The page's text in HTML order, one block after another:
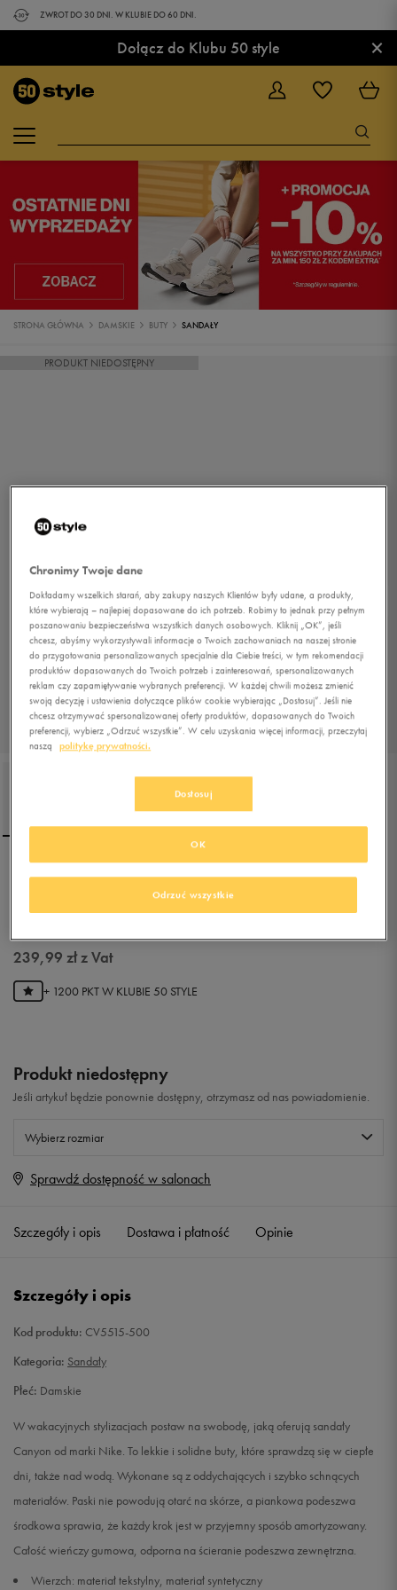
ZWROT DO 30 DNI. W KLUBIE DO 60 DNI.
Dołącz do Klubu 50 style ×
STRONA GŁÓWNA DAMSKIE BUTY SANDAŁY
PRODUKT NIEDOSTĘPNY
1/4
NIKE CANYON
239,99 złz Vat
+ 1200 PKT W KLUBIE 50 STYLE
Produkt niedostępny
Jeśli artykuł będzie ponownie dostępny, otrzymasz od nas powiadomienie.
Wybierz rozmiar
Rozmiary EU
36,5
40,5 26 cm
Sprawdź dostępność w salonach
Szczegóły i opis Dostawa i płatność Opinie
Szczegóły i opis
Kod produktu: CV5515-500
Kategoria: Sandały
Płeć: Damskie
W wakacyjnych stylizacjach postaw na swobodę, jaką oferują sandały
Canyon od marki Nike. To lekkie i solidne buty, które sprawdzą się w ciepłe
dni, także nad wodą. Wykonane są z oddychających i szybko schnących
materiałów. Paski nie powodują otarć na skórze, a piankowa podeszwa
środkowa sprawia, że każdy krok jest w przyjemny sposób amortyzowany.
Całość wieńczy gumowa, odporna na ścieranie podeszwa zewnętrzna.
Wierzch: materiał tekstylny, materiał syntetyczny
Chronimy Twoje dane
Dokładamy wszelkich starań, aby zakupy naszych Klientów były udane, a produkty,
które wybierają – najlepiej dopasowane do ich potrzeb. Robimy to jednak przy pełnym
poszanowaniu bezpieczeństwa wszystkich danych osobowych. Kliknij „OK”, jeśli
chcesz, abyśmy wykorzystywali informacje o Twoich zachowaniach na naszej stronie
do przygotowania personalizowanych specjalnie dla Ciebie treści, w tym rekomendacji
produktów dopasowanych do Twoich potrzeb i zainteresowań, spersonalizowanych
reklam czy zapamiętywanie wybranych preferencji. W każdej chwili możesz zmienić
swoją decyzję i ustawienia dotyczące plików cookie wybierając „Dostosuj”. Jeśli nie
chcesz otrzymywać spersonalizowanej oferty produktów, dopasowanych do Twoich
preferencji, wybierz „Odrzuć wszystkie”. W celu uzyskania więcej informacji, przeczytaj
naszą
politykę prywatności.
Dostosuj
Odrzuć wszystkie
OK